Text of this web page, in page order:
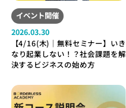
イベント開催
2026.03.30
【4/16(木)｜無料セミナー】いき
なり起業しない！？社会課題を解
決するビジネスの始め方